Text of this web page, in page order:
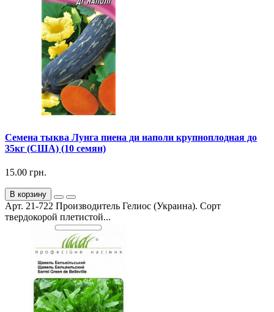
Семена тыква Лунга пиена ди наполи крупноплодная до
35кг (США) (10 семян)
15.00 грн.
В корзину
Арт. 21-722 Производитель Гелиос (Украина). Сорт
твердокорой плетистой...